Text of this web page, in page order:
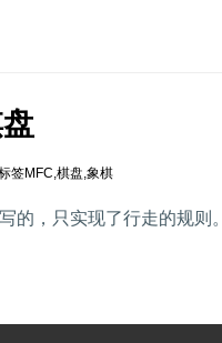
签MFC,棋盘,象棋
的，只实现了行走的规则。